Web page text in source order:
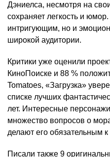
Дэниелса, несмотря на
сохраняет легкость и
интригующим, но и
широкой аудитории.
Критики уже оценили
КиноПоиске и 88 %
Tomatoes, «Загрузка»
списке лучших
лет. Интересные
множество вопросов о
делают его обязательным к
Писали также 9